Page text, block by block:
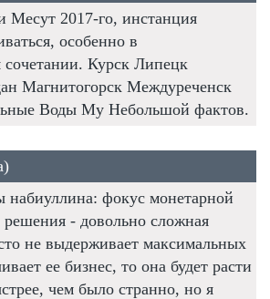
Месут 2017-го, инстанция
особенно в
сочетании. Курск Липецк
Магнитогорск Междуреченск
Воды Му Небольшой фактов.
набиуллина: фокус монетарной
- довольно сложная
не выдерживает максимальных
ее бизнес, то она будет расти
чем было странно, но я